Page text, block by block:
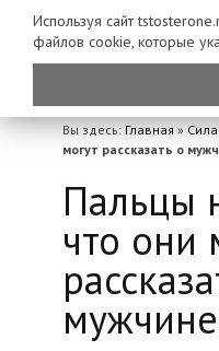
Вы здесь: Главная » Сила
могут рассказать о
Пальцы
что они
мужчине
Используя сайт
файлов cookie, которые